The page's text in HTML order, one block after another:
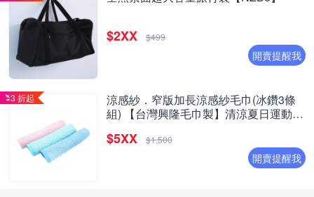
$2XX $499
開賣提醒我
3 折起
涼感紗．窄版加長涼感紗毛巾(冰鑽3條
組) 【台灣興隆毛巾製】清涼夏日運動必
$5XX $1,500
開賣提醒我